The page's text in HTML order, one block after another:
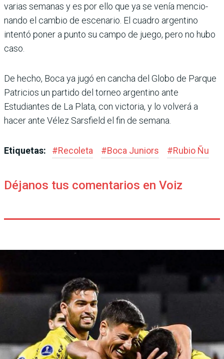
varias semanas y es por ello que ya se venía mencio­
nando el cambio de escenario. El cuadro argentino
intentó poner a punto su campo de juego, pero no hubo
caso.
De hecho, Boca ya jugó en cancha del Globo de Parque
Patricios un partido del torneo argentino ante
Estudiantes de La Plata, con victoria, y lo volverá a
hacer ante Vélez Sarsfield el fin de semana.
Etiquetas: #Recoleta #Boca Juniors #Rubio Ñu
Déjanos tus comentarios en Voiz